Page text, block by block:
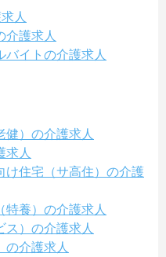
人
介護求人
イトの介護求人
健）の介護求人
求人
け住宅（サ高住）の介護
養）の介護求人
ス）の介護求人
の介護求人